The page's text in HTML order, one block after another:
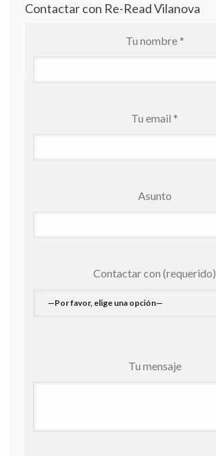
Contactar con Re-Read Vilanova
Tu nombre *
Tu email *
Asunto
Contactar con (requerido)
Tu mensaje